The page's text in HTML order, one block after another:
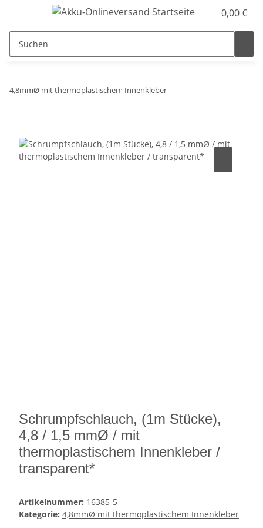
0,00 €
4,8mmØ mit thermoplastischem Innenkleber
Schrumpfschlauch, (1m Stücke),
4,8 / 1,5 mmØ / mit
thermoplastischem Innenkleber /
transparent*
Artikelnummer: 16385-5
Kategorie: 4,8mmØ mit thermoplastischem Innenkleber